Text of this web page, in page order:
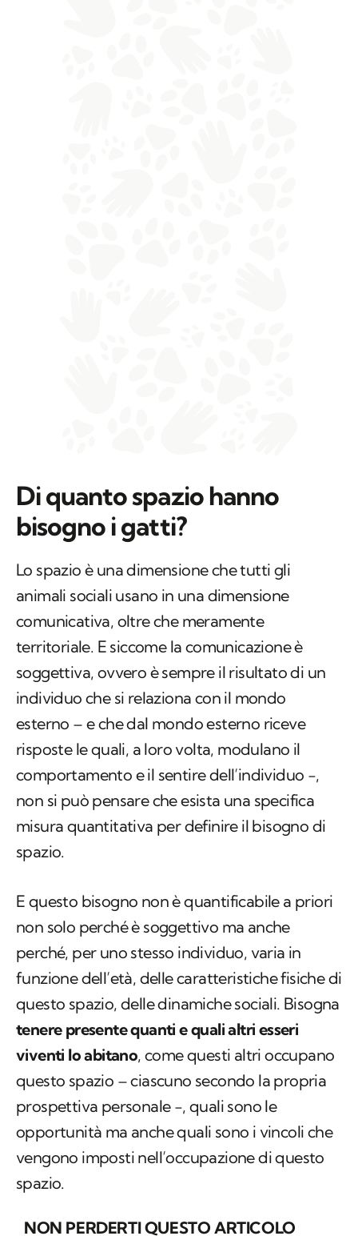
Di quanto spazio hanno
bisogno i gatti?
Lo spazio è una dimensione che tutti gli
animali sociali usano in una dimensione
comunicativa, oltre che meramente
territoriale. E siccome la comunicazione è
soggettiva, ovvero è sempre il risultato di un
individuo che si relaziona con il mondo
esterno – e che dal mondo esterno riceve
risposte le quali, a loro volta, modulano il
comportamento e il sentire dell’individuo -,
non si può pensare che esista una specifica
misura quantitativa per definire il bisogno di
spazio.
E questo bisogno non è quantificabile a priori
non solo perché è soggettivo ma anche
perché, per uno stesso individuo, varia in
funzione dell’età, delle caratteristiche fisiche di
questo spazio, delle dinamiche sociali. Bisogna
tenere presente quanti e quali altri esseri
viventi lo abitano, come questi altri occupano
questo spazio – ciascuno secondo la propria
prospettiva personale -, quali sono le
opportunità ma anche quali sono i vincoli che
vengono imposti nell’occupazione di questo
spazio.
NON PERDERTI QUESTO ARTICOLO